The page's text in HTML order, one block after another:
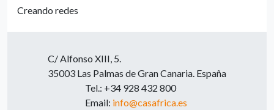
Creando redes
C/ Alfonso XIII, 5.
35003 Las Palmas de Gran Canaria. España
Tel.: +34 928 432 800
Email: info@casafrica.es